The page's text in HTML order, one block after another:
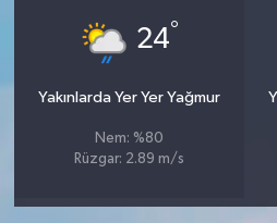
24°
Yakınlarda Yer Yer Yağmur
Nem: %80
Rüzgar: 2.89 m/s